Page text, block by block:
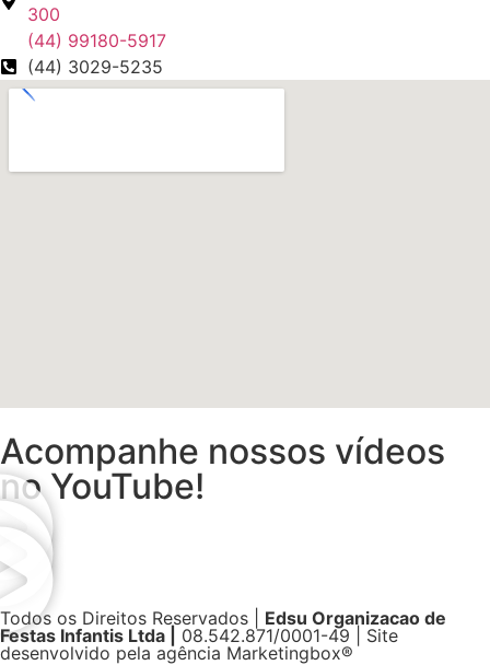
300
(44) 99180-5917
(44) 3029-5235
Acompanhe nossos vídeos
no YouTube!
Todos os Direitos Reservados | Edsu Organizacao de
Festas Infantis Ltda |
08.542.871/0001-49 | Site
desenvolvido pela agência Marketingbox®